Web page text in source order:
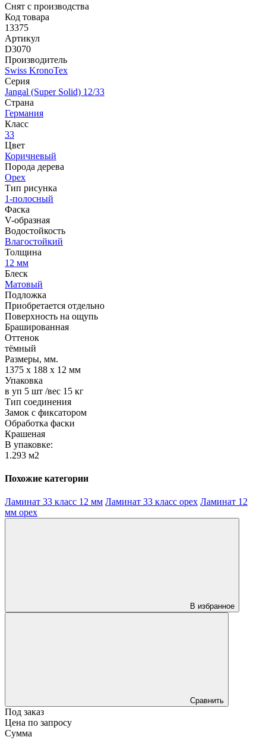
Снят с производства
Код товара
13375
Артикул
D3070
Производитель
Swiss KronoTex
Серия
Jangal (Super Solid) 12/33
Страна
Германия
Класс
33
Цвет
Коричневый
Порода дерева
Орех
Тип рисунка
1-полосный
Фаска
V-образная
Водостойкость
Влагостойкий
Толщина
12 мм
Блеск
Матовый
Подложка
Приобретается отдельно
Поверхность на ощупь
Брашированная
Оттенок
тёмный
Размеры, мм.
1375 х 188 х 12 мм
Упаковка
в уп 5 шт /вес 15 кг
Тип соединения
Замок с фиксатором
Обработка фаски
Крашеная
В упаковке:
1.293 м2
Похожие категории
Ламинат 33 класс 12 мм Ламинат 33 класс орех Ламинат 12
мм орех
В избранное
Сравнить
Под заказ
Цена по запросу
Сумма